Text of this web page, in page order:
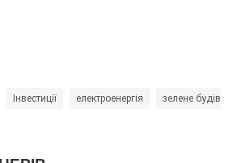
Інвестиції електроенергія зелене